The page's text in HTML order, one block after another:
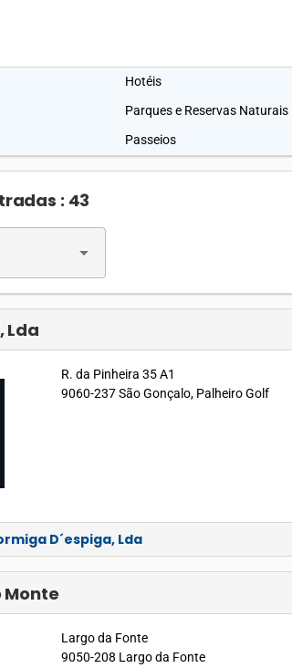
Hotéis
Parques e Reservas Naturais
Passeios
: 43
arrow_drop_down
Lda
R. da Pinheira 35 A1
9060-237 São Gonçalo, Palheiro Golf
D´espiga, Lda
Monte
Largo da Fonte
9050-208 Largo da Fonte